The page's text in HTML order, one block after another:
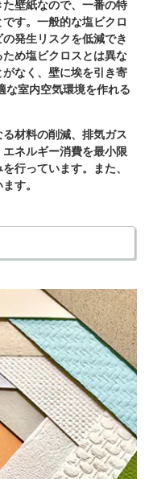
壁紙なので、一番の特
す。一般的な塩ビクロ
発生リスクを低減でき
め塩ビクロスとは異な
なく、壁に埃を引き寄
な室内空気環境を作れる
材料の削減、排気ガス
ネルギー消費を最小限
行っています。また、
す。